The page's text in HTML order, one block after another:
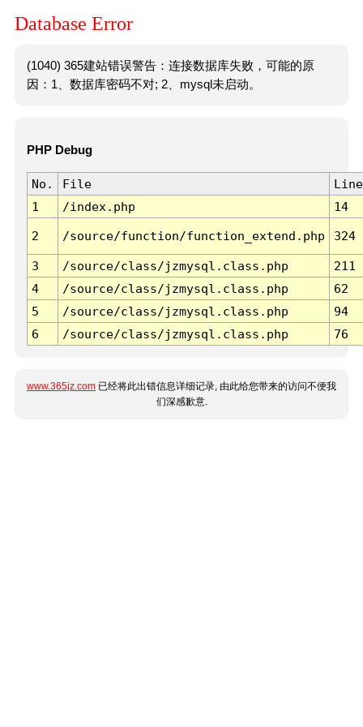
Database Error
(1040) 365建站错误警告：连接数据库失败，可能的原
因：1、数据库密码不对; 2、mysql未启动。
PHP Debug
No. File
Line
1
/index.php 14
2 /source/function/function_extend.php 324
3 /source/class/jzmysql.class.php
211
4
/source/class/jzmysql.class.php
62
5
/source/class/jzmysql.class.php
94
6
/source/class/jzmysql.class.php 76
www.365jz.com 已经将此出错信息详细记录, 由此给您带来的访问不便我
们深感歉意.